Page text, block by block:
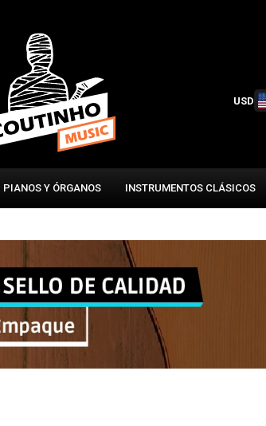
PIANOS Y ÓRGANOS INSTRUMENTOS CLÁSICOS
USD